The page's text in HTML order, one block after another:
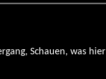
Schauen, was hier